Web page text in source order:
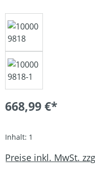
668,99 €*
Inhalt: 1
Preise inkl. MwSt.